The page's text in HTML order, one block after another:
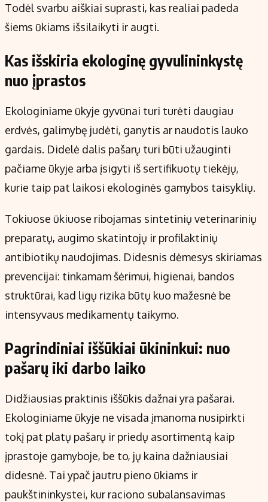
Todėl svarbu aiškiai suprasti, kas realiai padeda
šiems ūkiams išsilaikyti ir augti.
Kas išskiria ekologinę gyvulininkystę
nuo įprastos
Ekologiniame ūkyje gyvūnai turi turėti daugiau
erdvės, galimybę judėti, ganytis ar naudotis lauko
gardais. Didelė dalis pašarų turi būti užauginti
pačiame ūkyje arba įsigyti iš sertifikuotų tiekėjų,
kurie taip pat laikosi ekologinės gamybos taisyklių.
Tokiuose ūkiuose ribojamas sintetinių veterinarinių
preparatų, augimo skatintojų ir profilaktinių
antibiotikų naudojimas. Didesnis dėmesys skiriamas
prevencijai: tinkamam šėrimui, higienai, bandos
struktūrai, kad ligų rizika būtų kuo mažesnė be
intensyvaus medikamentų taikymo.
Pagrindiniai iššūkiai ūkininkui: nuo
pašarų iki darbo laiko
Didžiausias praktinis iššūkis dažnai yra pašarai.
Ekologiniame ūkyje ne visada įmanoma nusipirkti
tokį pat platų pašarų ir priedų asortimentą kaip
įprastoje gamyboje, be to, jų kaina dažniausiai
didesnė. Tai ypač jautru pieno ūkiams ir
paukštininkystei, kur raciono subalansavimas